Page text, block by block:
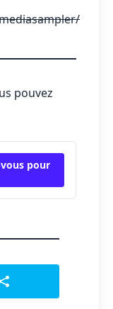
pouvez
pour